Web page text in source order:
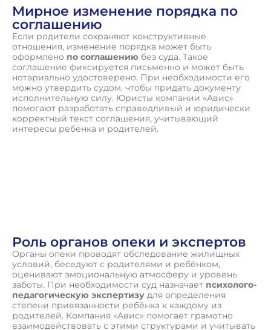
Мирное изменение порядка по
соглашению
Если родители сохраняют конструктивные
отношения, изменение порядка может быть
оформлено по соглашению без суда. Такое
соглашение фиксируется письменно и может быть
нотариально удостоверено. При необходимости его
можно утвердить судом, чтобы придать документу
исполнительную силу. Юристы компании «Авис»
помогают разработать справедливый и юридически
корректный текст соглашения, учитывающий
интересы ребёнка и родителей.
Роль органов опеки и экспертов
Органы опеки проводят обследование жилищных
условий, беседуют с родителями и ребёнком,
оценивают эмоциональную атмосферу и уровень
заботы. При необходимости суд назначает психолого-
педагогическую экспертизу для определения
степени привязанности ребёнка к каждому из
родителей. Компания «Авис» помогает грамотно
взаимодействовать с этими структурами и учитывать